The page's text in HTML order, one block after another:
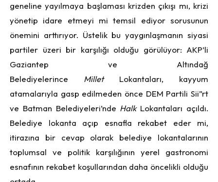
geneline yayılmaya başlaması krizden çıkışı mı, krizi
yönetip idare etmeyi mi temsil ediyor sorusunun
önemini arttırıyor. Üstelik bu yaygınlaşmanın siyasi
partiler üzeri bir karşılığı olduğu görülüyor: AKP’li
Gaziantep ve Altındağ
Belediyelerince MilletLokantaları, kayyum
atamalarıyla gasp edilmeden önce DEM Partili Sii”rt
ve Batman Belediyeleri’nde HalkLokantaları açıldı.
Belediye lokanta açıp esnafla rekabet eder mi,
itirazına bir cevap olarak belediye lokantalarının
toplumsal ve politik karşılığının yerel gastronomi
esnafının rekabet koşullarından daha öncelikli olduğu